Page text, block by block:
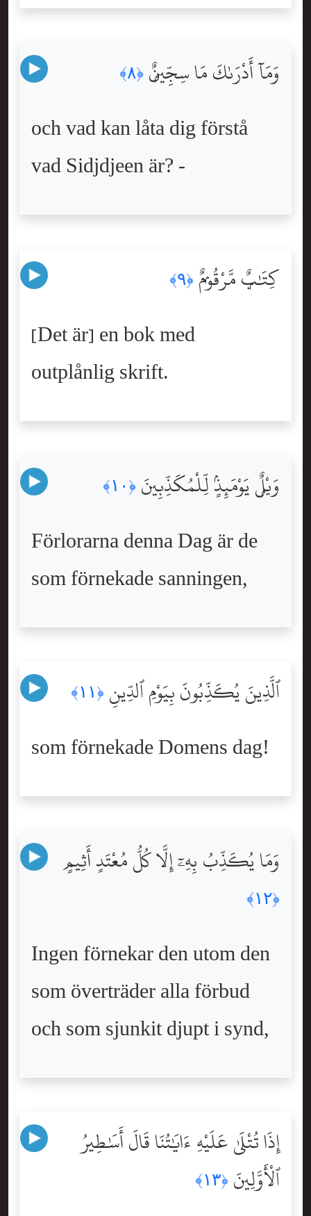
وَمَآ أَدْرَىٰكَ مَا سِجِّينٌۭ ﴿٨﴾
och vad kan låta dig förstå
vad Sidjdjeen är? -
كِتَٰبٌۭ مَّرْقُومٌۭ ﴿٩﴾
[Det är] en bok med
outplånlig skrift.
وَيْلٌۭ يَوْمَئِذٍۢ لِّلْمُكَذِّبِينَ ﴿١٠﴾
Förlorarna denna Dag är de
som förnekade sanningen,
ٱلَّذِينَ يُكَذِّبُونَ بِيَوْمِ ٱلدِّينِ ﴿١١﴾
som förnekade Domens dag!
وَمَا يُكَذِّبُ بِهِۦٓ إِلَّا كُلُّ مُعْتَدٍ أَثِيمٍ
﴿١٢﴾
Ingen förnekar den utom den
som överträder alla förbud
och som sjunkit djupt i synd,
إِذَا تُتْلَىٰ عَلَيْهِ ءَايَٰتُنَا قَالَ أَسَٰطِيرُ
ٱلْأَوَّلِينَ ﴿١٣﴾